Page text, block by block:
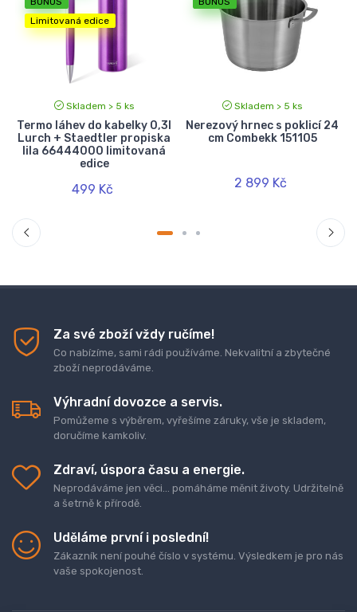
Limitovaná edice
Skladem > 5 ks
Termo láhev do kabelky 0,3l
Lurch + Staedtler propiska
lila 66444000 limitovaná
edice
499 Kč
Skladem > 5 ks
Nerezový hrnec s poklicí 24
cm Combekk 151105
2 899 Kč
Za své zboží vždy ručíme!
Co nabízíme, sami rádi používáme. Nekvalitní a zbytečné
zboží neprodáváme.
Výhradní dovozce a servis.
Pomůžeme s výběrem, vyřešíme záruky, vše je skladem,
doručíme kamkoliv.
Zdraví, úspora času a energie.
Neprodáváme jen věci... pomáháme měnit životy. Udržitelně
a šetrně k přírodě.
Uděláme první i poslední!
Zákazník není pouhé číslo v systému. Výsledkem je pro nás
vaše spokojenost.